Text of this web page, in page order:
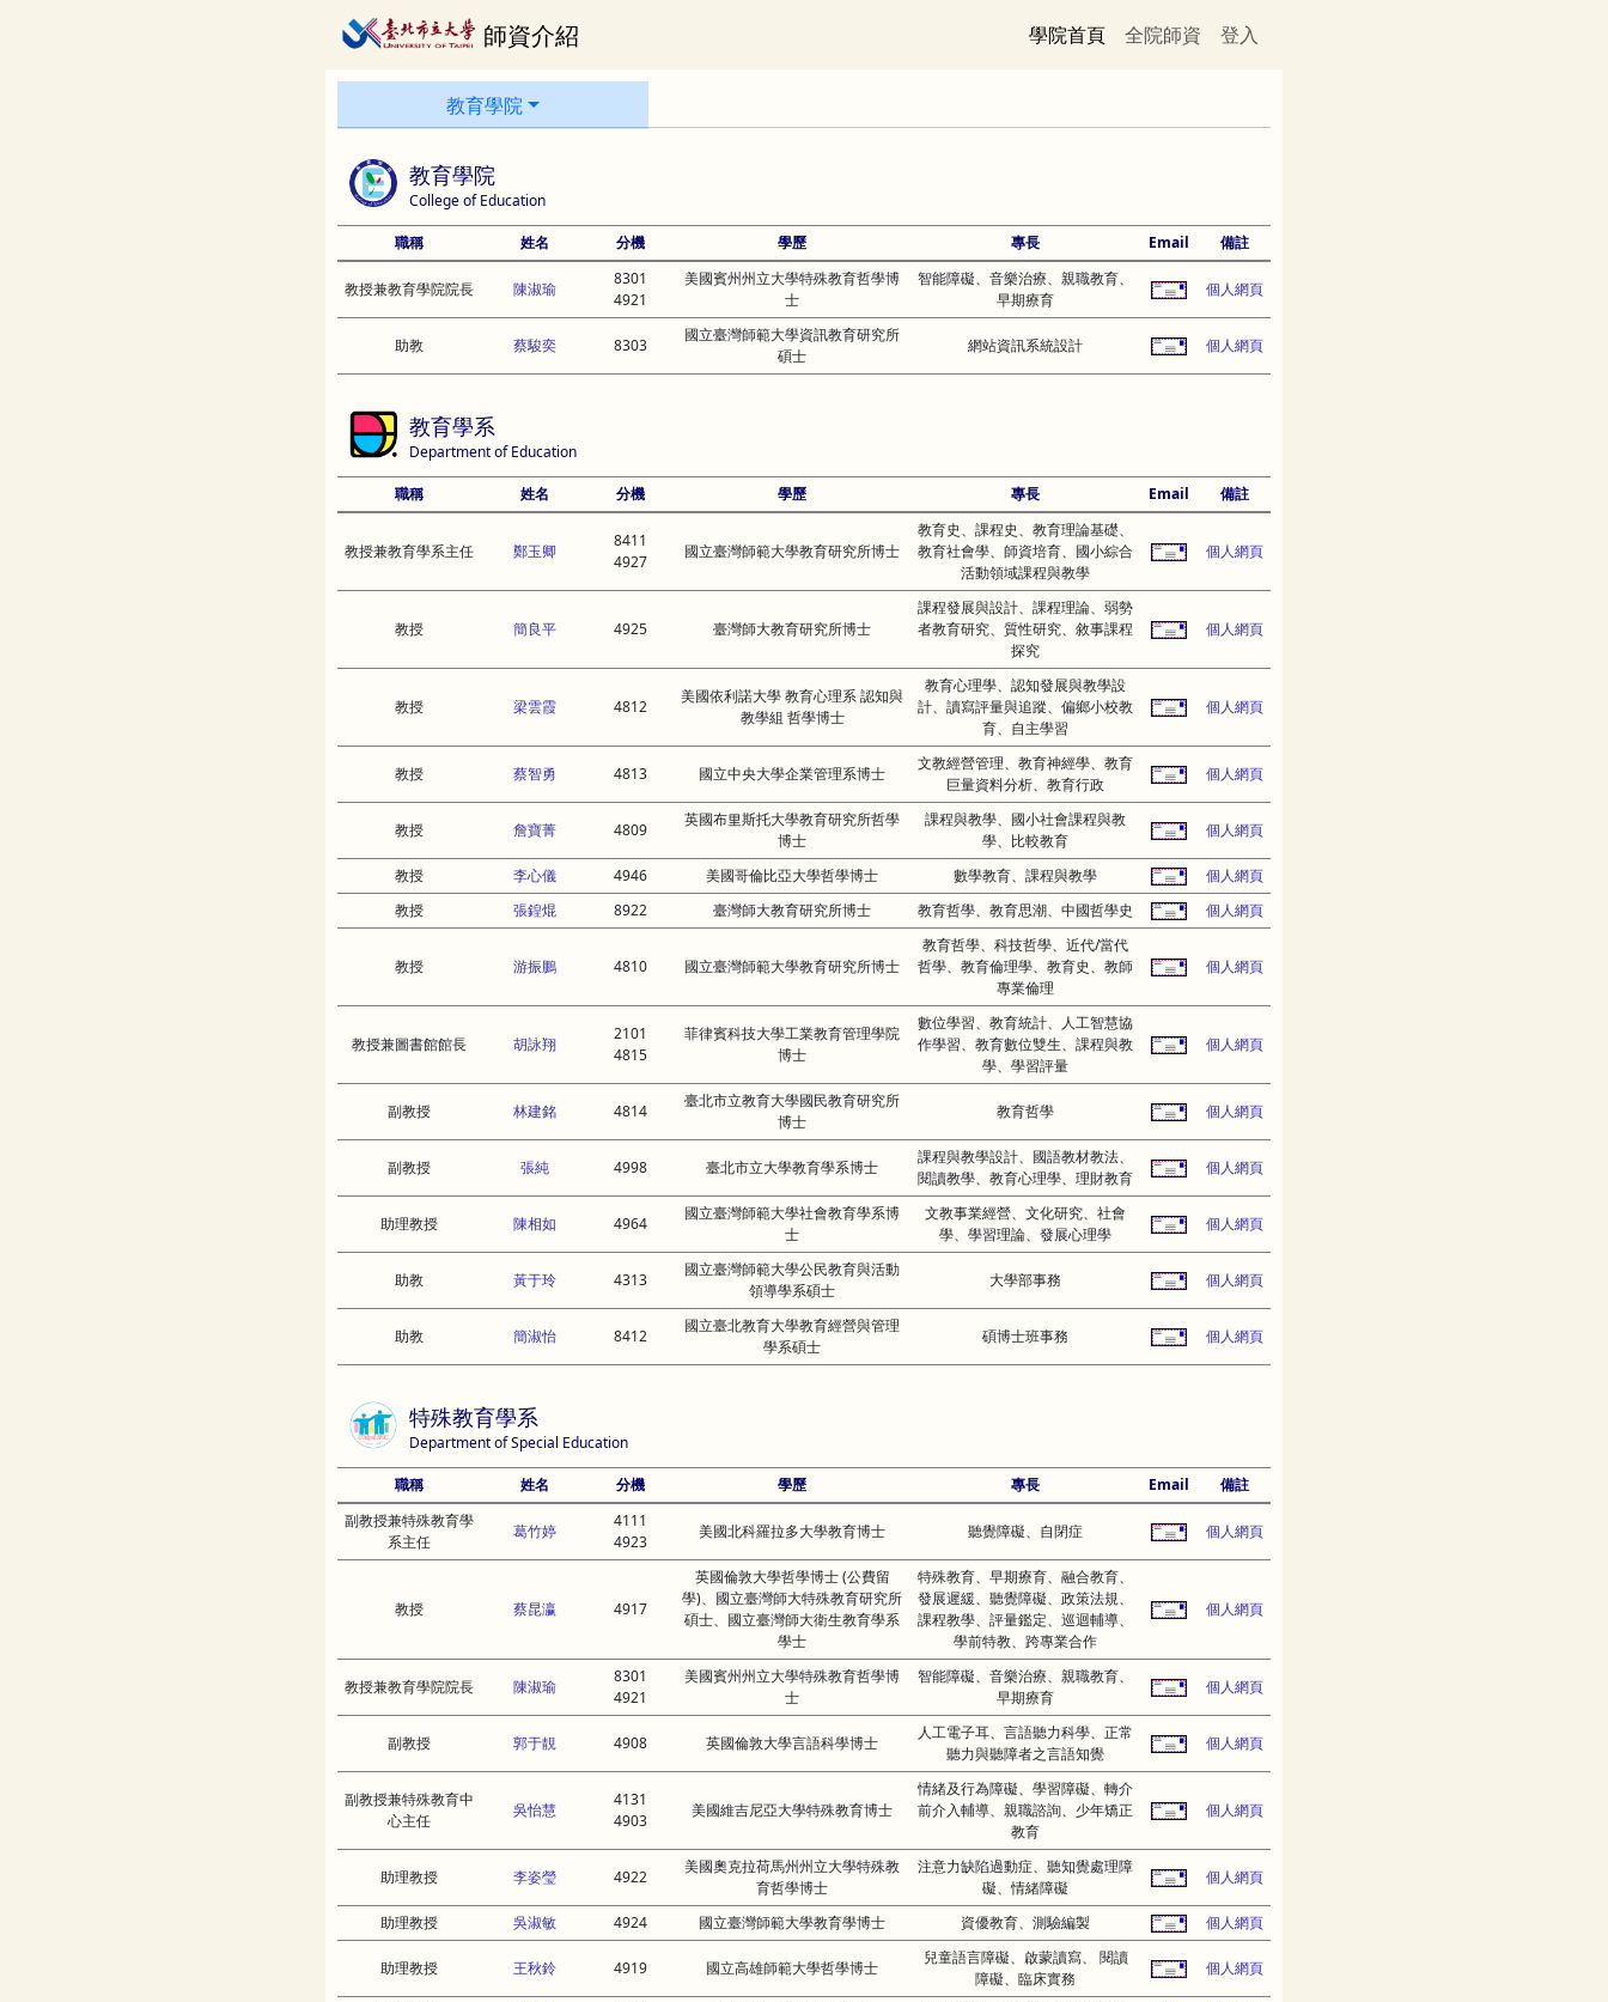
師資介紹 學院首頁 全院師資 登入
教育學院
教育學院
College of Education
職稱 姓名 分機 學歷 專長 Email 備註
教授兼教育學院院長 陳淑瑜
8301
4921
美國賓州州立大學特殊教育哲學博
士
智能障礙、音樂治療、親職教育、
早期療育
個人網頁
助教 蔡駿奕 8303
國立臺灣師範大學資訊教育研究所
碩士
網站資訊系統設計 個人網頁
教育學系
Department of Education
職稱 姓名 分機 學歷 專長 Email 備註
教授兼教育學系主任 鄭玉卿
8411
4927
國立臺灣師範大學教育研究所博士
教育史、課程史、教育理論基礎、
教育社會學、師資培育、國小綜合
活動領域課程與教學
個人網頁
教授 簡良平 4925 臺灣師大教育研究所博士
課程發展與設計、課程理論、弱勢
者教育研究、質性研究、敘事課程
探究
個人網頁
教授 梁雲霞 4812
美國依利諾大學 教育心理系 認知與
教學組 哲學博士
教育心理學、認知發展與教學設
計、讀寫評量與追蹤、偏鄉小校教
育、自主學習
個人網頁
教授 蔡智勇 4813 國立中央大學企業管理系博士
文教經營管理、教育神經學、教育
巨量資料分析、教育行政
個人網頁
教授 詹寶菁 4809
英國布里斯托大學教育研究所哲學
博士
課程與教學、國小社會課程與教
學、比較教育
個人網頁
教授 李心儀 4946 美國哥倫比亞大學哲學博士 數學教育、課程與教學
個人網頁
教授
張鍠焜 8922 臺灣師大教育研究所博士 教育哲學、教育思潮、中國哲學史 個人網頁
教授 游振鵬 4810 國立臺灣師範大學教育研究所博士
教育哲學、科技哲學、近代/當代
哲學、教育倫理學、教育史、教師
專業倫理
個人網頁
教授兼圖書館館長 胡詠翔
2101
4815
菲律賓科技大學工業教育管理學院
博士
數位學習、教育統計、人工智慧協
作學習、教育數位雙生、課程與教
學、學習評量
個人網頁
副教授 林建銘 4814
臺北市立教育大學國民教育研究所
博士
教育哲學 個人網頁
副教授 張純 4998 臺北市立大學教育學系博士
課程與教學設計、國語教材教法、
閱讀教學、教育心理學、理財教育
個人網頁
助理教授 陳相如 4964
國立臺灣師範大學社會教育學系博
士
文教事業經營、文化研究、社會
學、學習理論、發展心理學
個人網頁
助教 黃于玲 4313
國立臺灣師範大學公民教育與活動
領導學系碩士
大學部事務 個人網頁
助教 簡淑怡 8412
國立臺北教育大學教育經營與管理
學系碩士
碩博士班事務 個人網頁
特殊教育學系
Department of Special Education
職稱 姓名 分機 學歷 專長 Email
備註
副教授兼特殊教育學
系主任
葛竹婷
4111
4923
美國北科羅拉多大學教育博士 聽覺障礙、自閉症 個人網頁
教授 蔡昆瀛 4917
英國倫敦大學哲學博士 (公費留
學)、國立臺灣師大特殊教育研究所
碩士、國立臺灣師大衛生教育學系
學士
特殊教育、早期療育、融合教育、
發展遲緩、聽覺障礙、政策法規、
課程教學、評量鑑定、巡迴輔導、
學前特教、跨專業合作
個人網頁
教授兼教育學院院長 陳淑瑜
8301
4921
美國賓州州立大學特殊教育哲學博
士
智能障礙、音樂治療、親職教育、
早期療育
個人網頁
副教授 郭于靚 4908 英國倫敦大學言語科學博士
人工電子耳、言語聽力科學、正常
聽力與聽障者之言語知覺
個人網頁
副教授兼特殊教育中
心主任
吳怡慧
4131
4903
美國維吉尼亞大學特殊教育博士
情緒及行為障礙、學習障礙、轉介
前介入輔導、親職諮詢、少年矯正
教育
個人網頁
助理教授 李姿瑩 4922
美國奧克拉荷馬州州立大學特殊教
育哲學博士
注意力缺陷過動症、聽知覺處理障
礙、情緒障礙
個人網頁
助理教授 吳淑敏 4924 國立臺灣師範大學教育學博士 資優教育、測驗編製 個人網頁
助理教授 王秋鈴 4919 國立高雄師範大學哲學博士
兒童語言障礙、啟蒙讀寫、 閱讀
障礙、臨床實務
個人網頁